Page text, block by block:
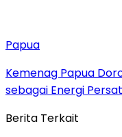
Papua
Kemenag Papua
sebagai Energi
Berita Terkait